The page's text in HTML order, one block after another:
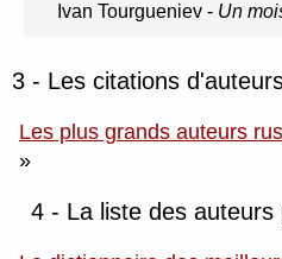
Ivan Tourgueniev- Un
3 - Les citations
Les plus grands auteurs
»
4 - La liste des auteurs